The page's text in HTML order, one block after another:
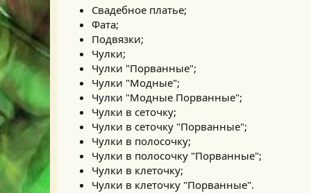
Свадебное платье;
Фата;
Подвязки;
Чулки;
Чулки "Порванные";
Чулки "Модные";
Чулки "Модные Порванные";
Чулки в сеточку;
Чулки в сеточку "Порванные";
Чулки в полосочку;
Чулки в полосочку "Порванные";
Чулки в клеточку;
Чулки в клеточку "Порванные".